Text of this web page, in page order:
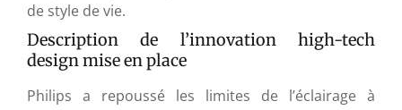
de style de vie.
Description de l’innovation high-tech
design mise en place
Philips a repoussé les limites de l’éclairage à